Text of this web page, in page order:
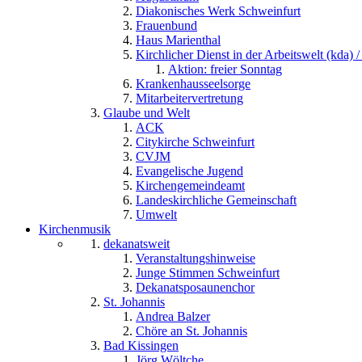
Diakonisches Werk Schweinfurt
Frauenbund
Haus Marienthal
Kirchlicher Dienst in der Arbeitswelt (kda) /
Aktion: freier Sonntag
Krankenhausseelsorge
Mitarbeitervertretung
Glaube und Welt
ACK
Citykirche Schweinfurt
CVJM
Evangelische Jugend
Kirchengemeindeamt
Landeskirchliche Gemeinschaft
Umwelt
Kirchenmusik
dekanatsweit
Veranstaltungshinweise
Junge Stimmen Schweinfurt
Dekanatsposaunenchor
St. Johannis
Andrea Balzer
Chöre an St. Johannis
Bad Kissingen